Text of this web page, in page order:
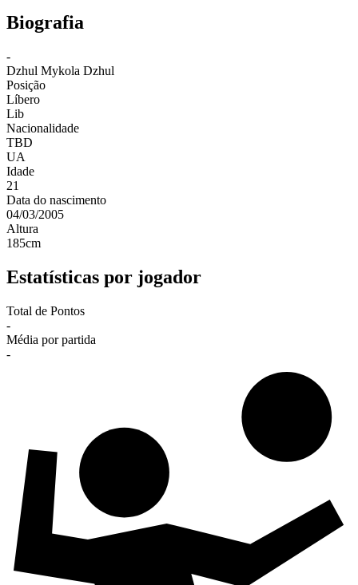
Biografia
-
Dzhul Mykola Dzhul
Posição
Líbero
Lib
Nacionalidade
TBD
UA
Idade
21
Data do nascimento
04/03/2005
Altura
185cm
Estatísticas por jogador
Total de Pontos
-
Média por partida
-